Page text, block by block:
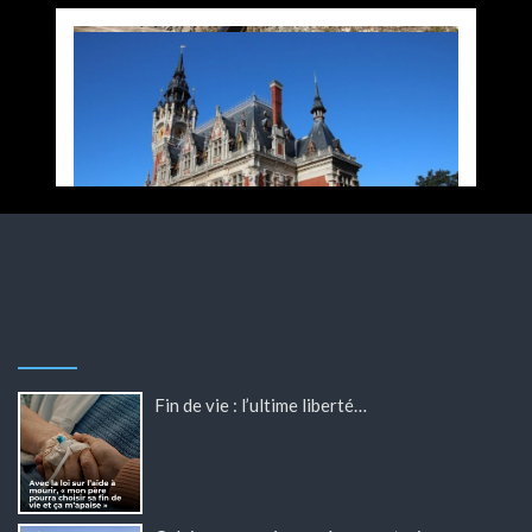
Fin de vie : l’ultime liberté…